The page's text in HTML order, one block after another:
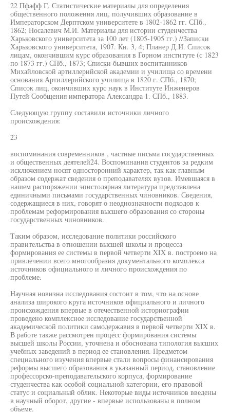
22 Пфафф Г. Статистические материалы для определения
общественного положения лиц, получивших образование в
Императорском Дерптском университете в 1802-1862 гг. СПб.,
1862; Носалевич М.И. Материалы для истории студенчества
Харьковского университета за 100 лет (1805-1905 гг.) //Записки
Харьковского университета, 1907. Кн. 3, 4; Планер Д.И. Список
лицам, окончившим курс образования в Горном институте (с 1823
по 1873 гг.) СПб., 1873; Списки бывших воспитанников
Михайловской артиллерийской академии и училища со времени
основания Артиллерийского училища в 1820 г. СПб., 1870;
Список лиц, окончивших курс наук в Институте Инженеров
Путей Сообщения императора Александра 1. СПб., 1883.
Следующую группу составили источники личного
происхождения:
23
воспоминания современников , частные письма государственных
и общественных деятелей24. Воспоминания студентов за редким
исключением носят односторонний характер, так как главным
образом содержат сведения о преподавателях вузов. Имевшаяся в
нашем распоряжении эпистолярная литература представлена
единичными письмами государственных чиновников. Сведения,
содержащиеся в них, говорят о неоднозначности подходов к
проблемам реформирования высшего образования со стороны
государственных чиновников.
Таким образом, исследование политики российского
правительства в отношении высшей школы и процесса
формирования ее системы в первой четверти XIX в. построено на
привлечении всего многообразия документального комплекса
источников официального и личного происхождения по
проблеме.
Научная новизна исследования состоит в том, что на основе
анализа широкого круга источников официального и личного
происхождения впервые в отечественной историографии
проведено комплексное исследование государственной
академической политики самодержавия в первой четверти XIX в.
В работе также рассмотрен процесс формирования системы
высшей школы России, уточнена и обоснована типология высших
учебных заведений в период ее становления. Предметом
специального изучения впервые стали вопросы финансирования
реформы высшего образования в указанный период, становление
профессорско-преподавательского корпуса, формирование
студенчества как особой социальной категории, его правовой
статус и социальный облик. Некоторые виды источников введены
в научный оборот, другие - впервые использованы в полном
объеме.